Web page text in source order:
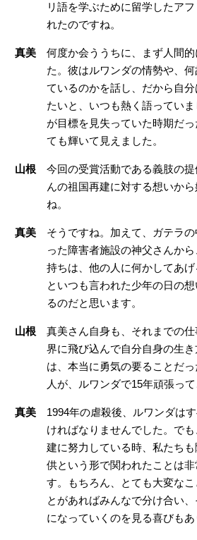
リ語を学ぶために留学したア
れたのですね。
真美
何度か会ううちに、まず人間
た。彼はルワンダの情勢や、
ているのかを話し、だから自
たいと、いつも熱く語ってい
が目標を見失っていた時期だ
ても輝いて見えました。
山根
今回の受賞活動である義肢の
んの祖国再建に対する想いか
ね。
真美
そうですね。加えて、ガテラ
った障害者施設の神父さんか
持ちは、他の人に何かしてあげ
といつも言われた少年の日の
るのだと思います。
山根
真美さん自身も、それまでの
界に飛び込んで自分自身の生
は、本当に勇気の要ることだ
人が、ルワンダで15年頑張って
真美
1994年の虐殺後、ルワンダは
ければなりませんでした。で
建に努力している時、私たち
供という形で関われたことは
す。もちろん、とても大変な
とがあればみんなで分け合い
になっていくのを見る喜びもあ